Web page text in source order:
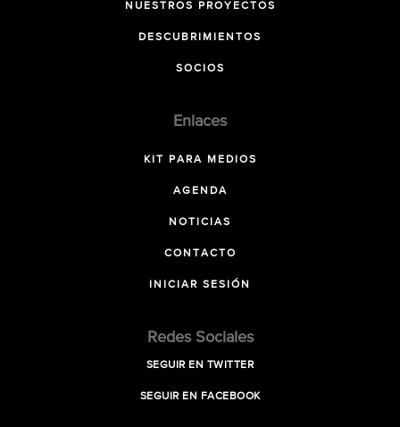
NUESTROS PROYECTOS
DESCUBRIMIENTOS
SOCIOS
Enlaces
KIT PARA MEDIOS
AGENDA
NOTICIAS
CONTACTO
INICIAR SESIÓN
Redes Sociales
SEGUIR EN TWITTER
SEGUIR EN FACEBOOK